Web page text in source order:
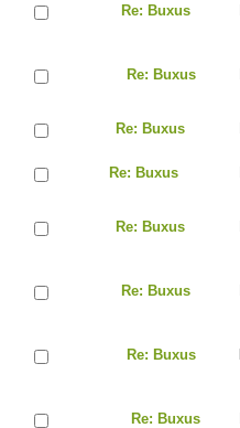
Re: Buxus
Re: Buxus
Re: Buxus
Re: Buxus
Re: Buxus
Re: Buxus
Re: Buxus
Re: Buxus